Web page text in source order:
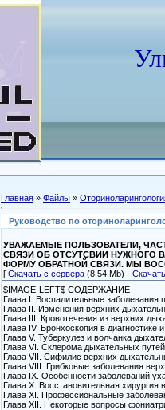
Главная » Файлы »
Руководство по
УВАЖАЕМЫЕ ПОЛЬЗОВАТЕЛИ,
СВЯЗИ ОБ ОТСУТСВИИ НУЖНОГО
ФОРМУ ОБРАТНОЙ СВЯЗИ. МЫ
[ Скачать с сервера (8.54 Mb) ·
$IMAGE-LEFT$ СОДЕРЖАНИЕ
Глава I. Воспалительные заболевания
Глава II. Изменения верхних
Глава III. Кровотечения из верхних
Глава IV. Бронхоскопия в диагностике
Глава V. Туберкулез и волчанка
Глава VI. Склерома дыхательных путей
Глава VII. Сифилис верхних
Глава VIII. Грибковые заболевания
Глава IX. Особенности заболеваний
Глава X. Восстановительная хирургия
Глава XI. Профессиональные
Глава XII. Некоторые вопросы